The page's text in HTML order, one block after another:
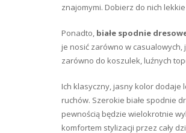
znajomymi. Dobierz do nich
Ponadto, białe spodnie
je nosić zarówno w
zarówno do koszulek, luźnych
Ich klasyczny, jasny kolor
ruchów. Szerokie białe spodnie
pewnością będzie wielokrotnie
komfortem stylizacji przez cały